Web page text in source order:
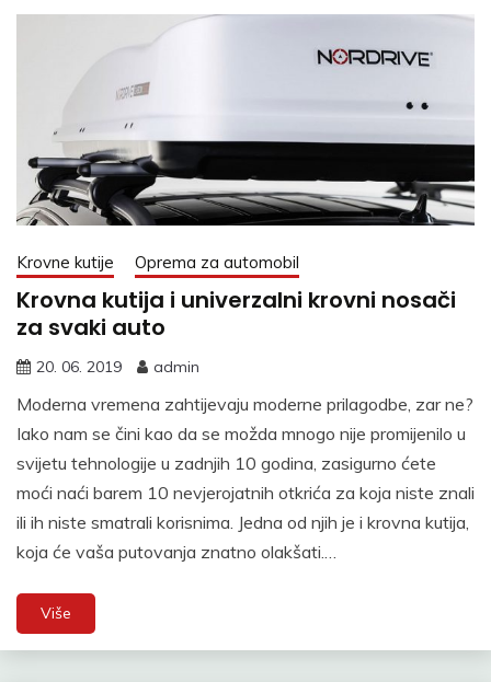
Krovne kutije Oprema za automobil
Krovna kutija i univerzalni krovni nosači
za svaki auto
20. 06. 2019 admin
Moderna vremena zahtijevaju moderne prilagodbe, zar ne?
Iako nam se čini kao da se možda mnogo nije promijenilo u
svijetu tehnologije u zadnjih 10 godina, zasigurno ćete
moći naći barem 10 nevjerojatnih otkrića za koja niste znali
ili ih niste smatrali korisnima. Jedna od njih je i krovna kutija,
koja će vaša putovanja znatno olakšati.…
Više